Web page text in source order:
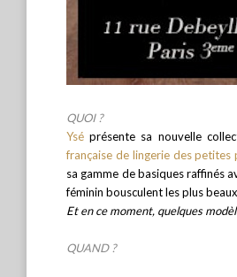
QUOI ?
Ysé présente sa nouvelle
française de lingerie des petites
sa gamme de basiques raffinés
féminin bousculent les plus
Et en ce moment, quelques
QUAND ?